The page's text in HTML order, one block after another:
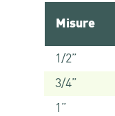
Misure
1/2”
3/4”
1”